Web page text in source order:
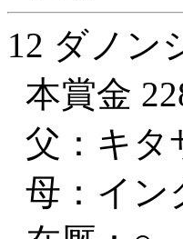
12 ダノン
本賞金
父：キタ
母：イン